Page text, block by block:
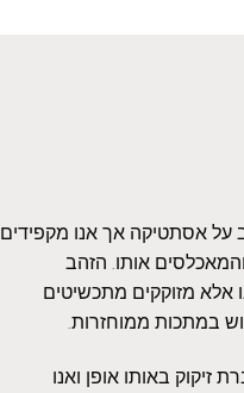
על אסתטיקה אך אנו מקפידים
אותו. הזהב
אלא מזוקקים מתכשיטים
במתכות ממוחזרות.
באותו אופן ואנו